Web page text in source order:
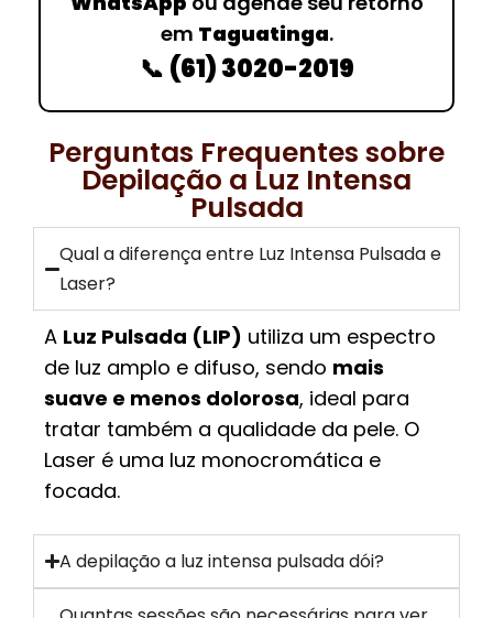
em Taguatinga.
📞 (61) 3020-2019
Perguntas Frequentes sobre
Depilação a Luz Intensa
Pulsada
Qual a diferença entre Luz Intensa Pulsada e
Laser?
A Luz Pulsada (LIP) utiliza um espectro
de luz amplo e difuso, sendo mais
suave e menos dolorosa, ideal para
tratar também a qualidade da pele. O
Laser é uma luz monocromática e
focada.
A depilação a luz intensa pulsada dói?